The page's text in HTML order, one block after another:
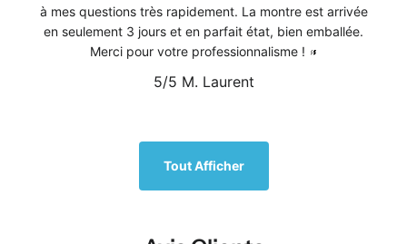
à mes questions très rapidement. La montre est arrivée
en seulement 3 jours et en parfait état, bien emballée.
Merci pour votre professionnalisme !
5/5 M. Laurent
Tout Afficher